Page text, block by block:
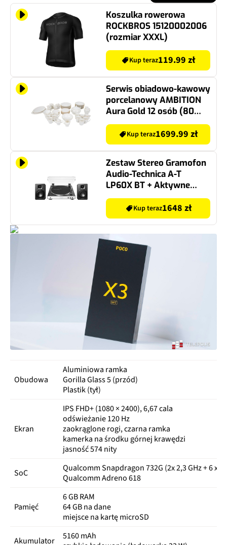
Koszulka rowerowa
ROCKBROS 15120002006
(rozmiar XXXL)
Kup teraz119.99 zł
Serwis obiadowo-kawowy
porcelanowy AMBITION
Aura Gold 12 osób (80
elementów)
Kup teraz1699.99 zł
Zestaw Stereo Gramofon
Audio-Technica A-T
LP60X BT + Aktywne
Kolumny Podstawkowe
Audii-Technica A-T SP3 X
BIAŁY+CZ
Kup teraz1648 zł
Obudowa
Aluminiowa ramka
Gorilla Glass 5 (przód)
Plastik (tył)
Ekran
IPS FHD+ (1080 × 2400), 6,67 cala
odświeżanie 120 Hz
zaokrąglone rogi, czarna ramka
kamerka na środku górnej krawędzi
jasność 574 nity
SoC
Qualcomm Snapdragon 732G (2x 2,3 GHz + 6 x
Qualcomm Adreno 618
Pamięć
6 GB RAM
64 GB na dane
miejsce na kartę microSD
Akumulator
5160 mAh